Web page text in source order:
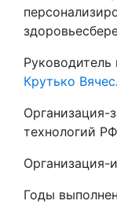
Руководитель
Крутько
Организация-
технологий РФ
Годы